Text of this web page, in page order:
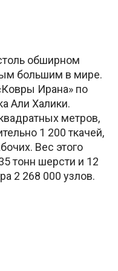
обширном
большим в мире.
Ирана» по
Али Халики.
метров,
1 200 ткачей,
Вес этого
тонн шерсти и 12
2 268 000 узлов.